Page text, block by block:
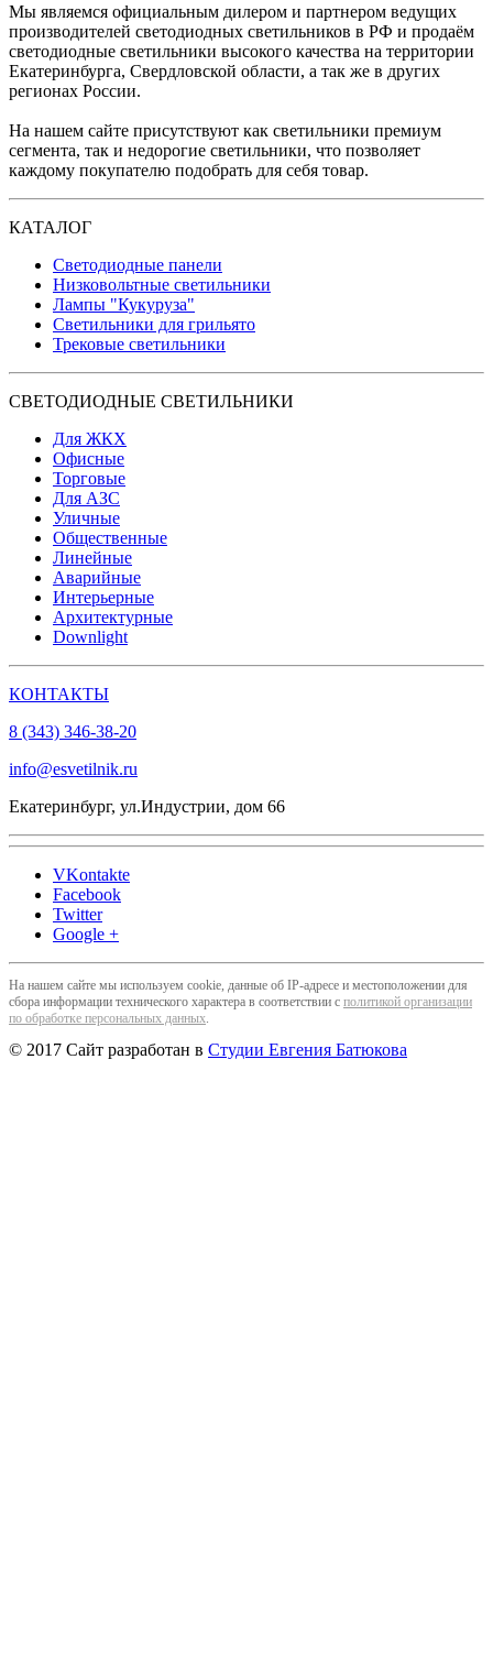
Мы являемся официальным дилером и партнером ведущих
производителей светодиодных светильников в РФ и продаём
светодиодные светильники высокого качества на территории
Екатеринбурга, Свердловской области, а так же в других
регионах России.
На нашем сайте присутствуют как светильники премиум
сегмента, так и недорогие светильники, что позволяет
каждому покупателю подобрать для себя товар.
КАТАЛОГ
Светодиодные панели
Низковольтные светильники
Лампы "Кукуруза"
Светильники для грильято
Трековые светильники
СВЕТОДИОДНЫЕ СВЕТИЛЬНИКИ
Для ЖКХ
Офисные
Торговые
Для АЗС
Уличные
Общественные
Линейные
Аварийные
Интерьерные
Архитектурные
Downlight
КОНТАКТЫ
8 (343) 346-38-20
info@esvetilnik.ru
Екатеринбург, ул.Индустрии, дом 66
VKontakte
Facebook
Twitter
Google +
На нашем сайте мы используем cookie, данные об IP-адресе и местоположении для
сбора информации технического характера в соответствии с политикой организации
по обработке персональных данных.
© 2017 Сайт разработан в Студии Евгения Батюкова